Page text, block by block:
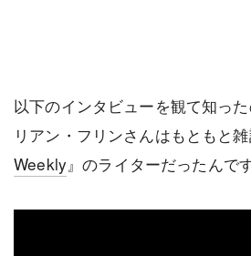
以下のインタビューを観て知っ
リアン・フリンさんはもともと
Weekly 』のライターだったんです